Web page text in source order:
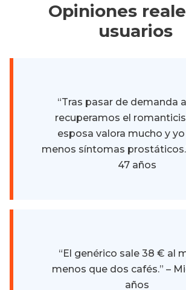
Opiniones
usuarios
“Tras pasar de demanda
recuperamos el
esposa valora mucho y
menos síntomas
47 años
“El genérico sale 38 € al
menos que dos cafés.” –
años